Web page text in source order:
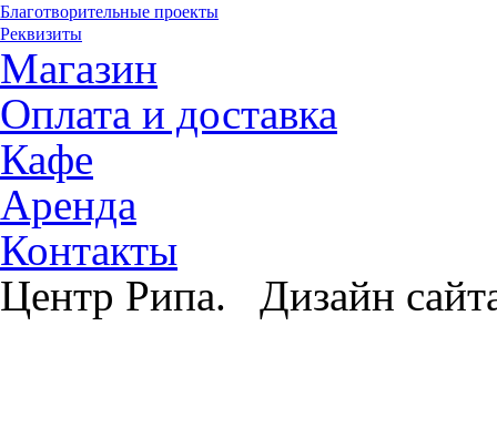
Благотворительные проекты
Реквизиты
Магазин
Оплата и доставка
Кафе
Аренда
Контакты
Центр Рипа. Дизайн